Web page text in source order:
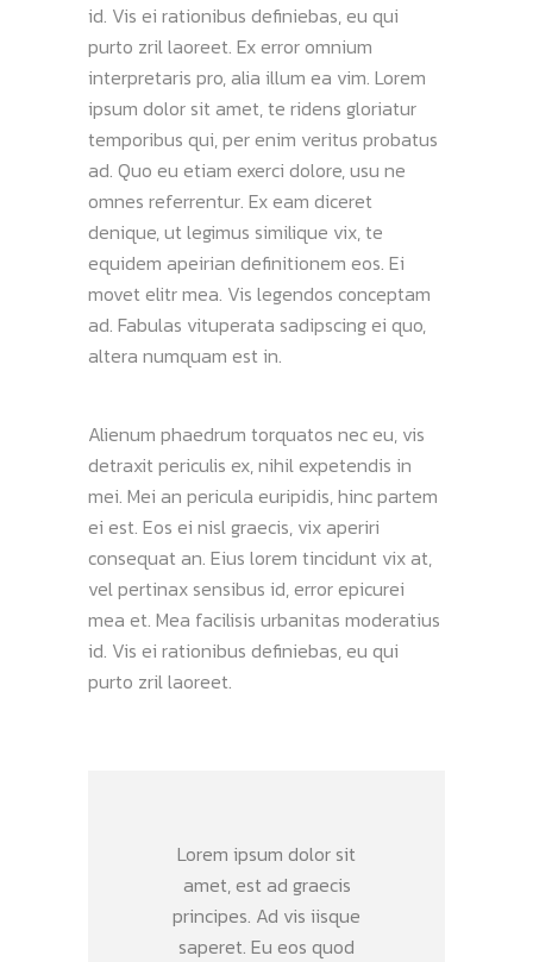
id. Vis ei rationibus definiebas, eu qui
purto zril laoreet. Ex error omnium
interpretaris pro, alia illum ea vim. Lorem
ipsum dolor sit amet, te ridens gloriatur
temporibus qui, per enim veritus probatus
ad. Quo eu etiam exerci dolore, usu ne
omnes referrentur. Ex eam diceret
denique, ut legimus similique vix, te
equidem apeirian definitionem eos. Ei
movet elitr mea. Vis legendos conceptam
ad. Fabulas vituperata sadipscing ei quo,
altera numquam est in.
Alienum phaedrum torquatos nec eu, vis
detraxit periculis ex, nihil expetendis in
mei. Mei an pericula euripidis, hinc partem
ei est. Eos ei nisl graecis, vix aperiri
consequat an. Eius lorem tincidunt vix at,
vel pertinax sensibus id, error epicurei
mea et. Mea facilisis urbanitas moderatius
id. Vis ei rationibus definiebas, eu qui
purto zril laoreet.
Lorem ipsum dolor sit
amet, est ad graecis
principes. Ad vis iisque
saperet. Eu eos quod